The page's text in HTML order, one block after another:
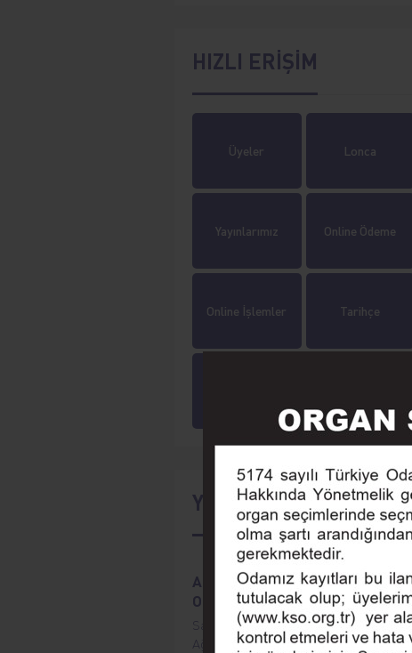
HIZLI ERİŞİM
Üyeler Lonca
Yayınlarımız Online Ödeme
Online İşlemler Tarihçe
Yaklaşan Etkinlikler
AKILLI TARIM MAKİNELERİ VE
OTOMASYON
Sayın Üyemiz, Konya Sanayi Odası, 12
Ağustos 2026 Çarşamba, saat 09.00-